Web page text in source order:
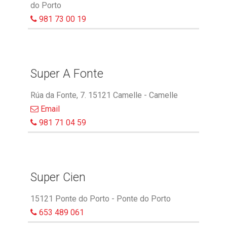
do Porto
981 73 00 19
Super A Fonte
Rúa da Fonte, 7. 15121 Camelle - Camelle
Email
981 71 04 59
Super Cien
15121 Ponte do Porto - Ponte do Porto
653 489 061